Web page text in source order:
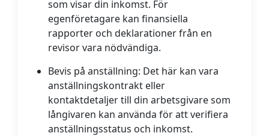
som visar din inkomst. För
egenföretagare kan finansiella
rapporter och deklarationer från en
revisor vara nödvändiga.
Bevis på anställning: Det här kan vara
anställningskontrakt eller
kontaktdetaljer till din arbetsgivare som
långivaren kan använda för att verifiera
anställningsstatus och inkomst.